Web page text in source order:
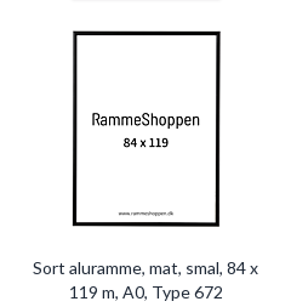
Sort aluramme, mat, smal, 84 x
119 m, A0, Type 672